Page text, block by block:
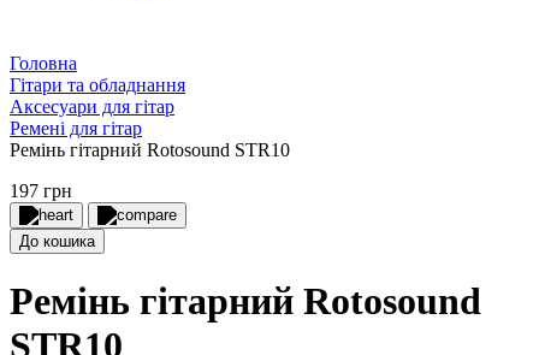
Головна
Гітари та обладнання
Аксесуари для гітар
Ремені для гітар
Ремінь гітарний Rotosound STR10
197 грн
До кошика
Ремінь гітарний Rotosound
STR10